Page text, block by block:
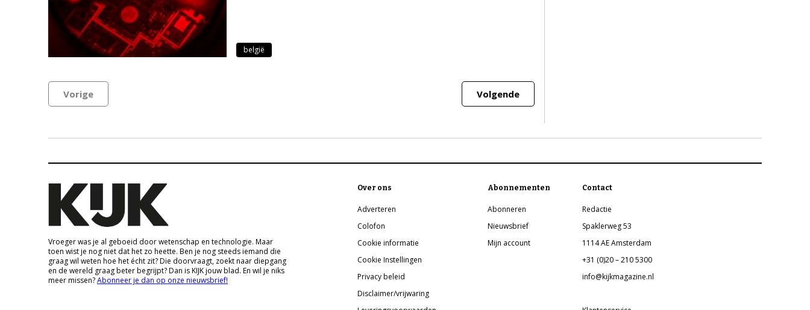
belgië
Vorige Volgende
Vroeger was je al geboeid door wetenschap en technologie. Maar
toen wist je nog niet dat het zo heette. Ben je nog steeds iemand die
graag wil weten hoe het écht zit? Die doorvraagt, zoekt naar diepgang
en de wereld graag beter begrijpt? Dan is KIJK jouw blad. En wil je niks
meer missen?Abonneer je dan op onze nieuwsbrief!
Over ons
Adverteren
Colofon
Cookie informatie
Cookie Instellingen
Privacy beleid
Disclaimer/vrijwaring
Abonnementen
Abonneren
Nieuwsbrief
Mijn account
Contact
Redactie
Spaklerweg 53
1114 AE Amsterdam
+31 (0)20 – 210 5300
info@kijkmagazine.nl